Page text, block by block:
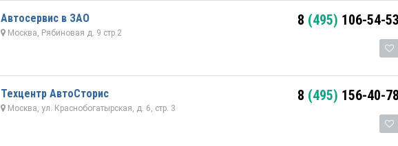
Автосервис в ЗАО
Москва, Рябиновая д. 9 стр.2
8 (495) 106-54-53
Техцентр АвтоСторис
Москва, ул. Краснобогатырская, д. 6, стр. 3
8 (495) 156-40-78